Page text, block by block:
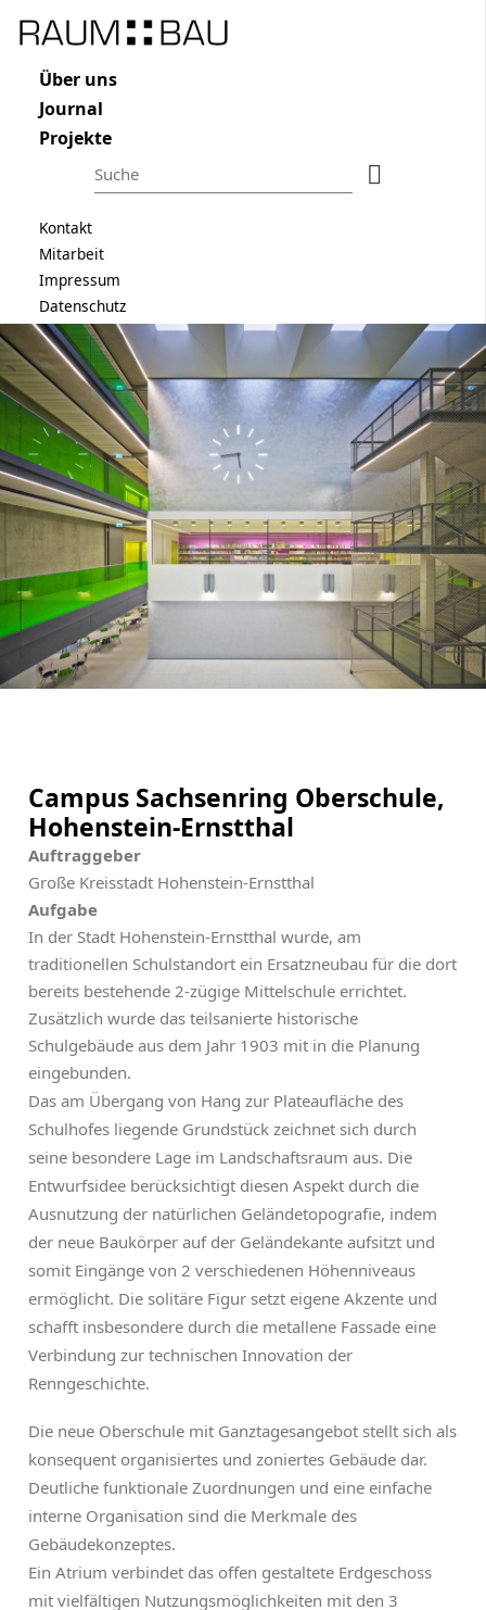
Navigation überspringen
ÜBER UNS
JOURNAL
PROJEKTE
Suchbegriffe Suchen
Navigation überspringen
Kontakt
Mitarbeit
Raum und Bau
Navigation überspringen
Über uns
Journal
Projekte
Navigation überspringen
Kontakt
Mitarbeit
Impressum
Datenschutz
Campus Sachsenring Oberschule,
Hohenstein-Ernstthal
Auftraggeber
Große Kreisstadt Hohenstein-Ernstthal
Aufgabe
In der Stadt Hohenstein-Ernstthal wurde, am
traditionellen Schulstandort ein Ersatzneubau für die dort
bereits bestehende 2-zügige Mittelschule errichtet.
Zusätzlich wurde das teilsanierte historische
Schulgebäude aus dem Jahr 1903 mit in die Planung
eingebunden.
Das am Übergang von Hang zur Plateaufläche des
Schulhofes liegende Grundstück zeichnet sich durch
seine besondere Lage im Landschaftsraum aus. Die
Entwurfsidee berücksichtigt diesen Aspekt durch die
Ausnutzung der natürlichen Geländetopografie, indem
der neue Baukörper auf der Geländekante aufsitzt und
somit Eingänge von 2 verschiedenen Höhenniveaus
ermöglicht. Die solitäre Figur setzt eigene Akzente und
schafft insbesondere durch die metallene Fassade eine
Verbindung zur technischen Innovation der
Renngeschichte.
Die neue Oberschule mit Ganztagesangebot stellt sich als
konsequent organisiertes und zoniertes Gebäude dar.
Deutliche funktionale Zuordnungen und eine einfache
interne Organisation sind die Merkmale des
Gebäudekonzeptes.
Ein Atrium verbindet das offen gestaltete Erdgeschoss
mit vielfältigen Nutzungsmöglichkeiten mit den 3